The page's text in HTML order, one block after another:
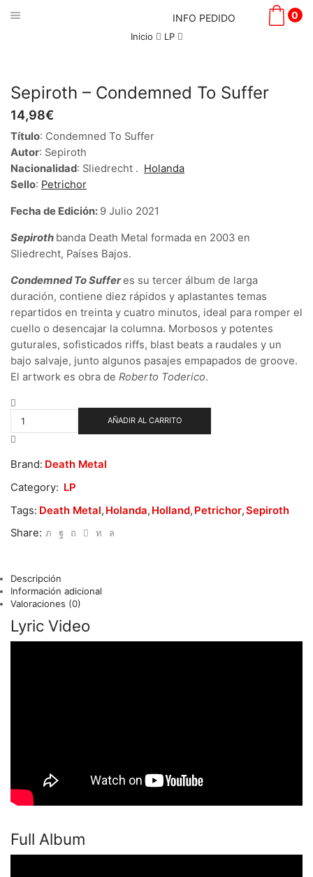
INFO PEDIDO 0
Inicio LP
Sepiroth – Condemned To Suffer
14,98€
Título: Condemned To Suffer
Autor: Sepiroth
Nacionalidad: Sliedrecht . Holanda
Sello: Petrichor
Fecha de Edición: 9 Julio 2021
Sepiroth banda Death Metal formada en 2003 en
Sliedrecht, Países Bajos.
Condemned To Sufferes su tercer álbum de larga
duración, contiene diez rápidos y aplastantes temas
repartidos en treinta y cuatro minutos, ideal para romper el
cuello o desencajar la columna. Morbosos y potentes
guturales, sofisticados riffs, blast beats a raudales y un
bajo salvaje, junto algunos pasajes empapados de groove.
El artwork es obra de Roberto Toderico.
Condemned
cantidad
AÑADIR AL CARRITO
Brand: Death Metal
Category: LP
Tags: Death Metal, Holanda, Holland, Petrichor,Sepiroth
Share:
Descripción
Información adicional
Valoraciones (0)
Lyric Video
Full Album